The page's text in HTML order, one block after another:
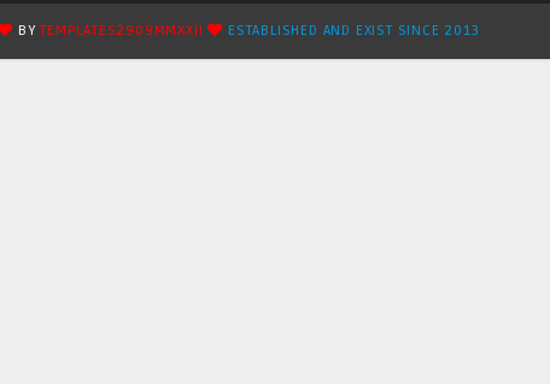
BYTEMPLATES2909MMXXII ESTABLISHED AND EXIST SINCE 2013